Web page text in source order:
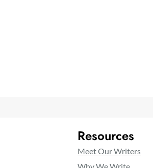
Resources
Meet Our Writers